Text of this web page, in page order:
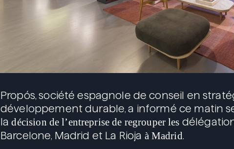
Propós, société espagnole de conseil en
développement durable, a informé ce matin
ladécision de l’entreprise de regrouper les
Barcelone, Madrid et La Rioja à Madrid.